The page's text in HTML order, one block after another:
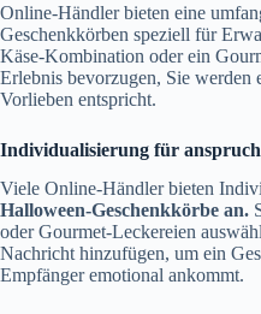
Online-Händler bieten eine
Geschenkkörben speziell für
Käse-Kombination oder ein
Erlebnis bevorzugen, Sie
Vorlieben entspricht.
Individualisierung für
Viele Online-Händler bieten
Halloween-Geschenkkörbe an.
oder Gourmet-Leckereien
Nachricht hinzufügen, um ein
Empfänger emotional ankommt.